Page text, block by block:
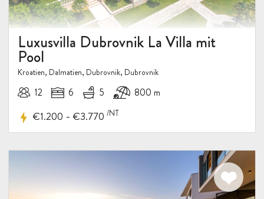
Luxusvilla Dubrovnik La Villa mit
Pool
Kroatien, Dalmatien, Dubrovnik, Dubrovnik
12 6 5 800 m
€1.200 - €3.770 /NT